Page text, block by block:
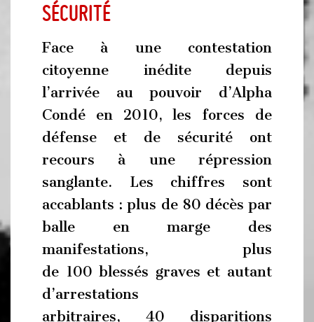
sécurité
Face à une contestation
citoyenne inédite depuis
l’arrivée au pouvoir d’Alpha
Condé en 2010, les forces de
défense et de sécurité ont
recours à une répression
sanglante. Les chiffres sont
accablants : plus de 80 décès par
balle en marge des
manifestations, plus
de 100 blessés graves et autant
d’arrestations
arbitraires, 40 disparitions